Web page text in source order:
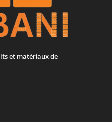
et matériaux de